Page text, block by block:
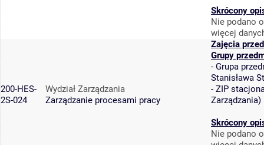
Skrócony
Nie podano
więcej
200-HES-
2S-024
Wydział Zarządzania
Zarządzanie procesami pracy
Zajęcia
Grupy
- Grupa
Stanisława
- ZIP
Zarządzania)
Skrócony
Nie podano